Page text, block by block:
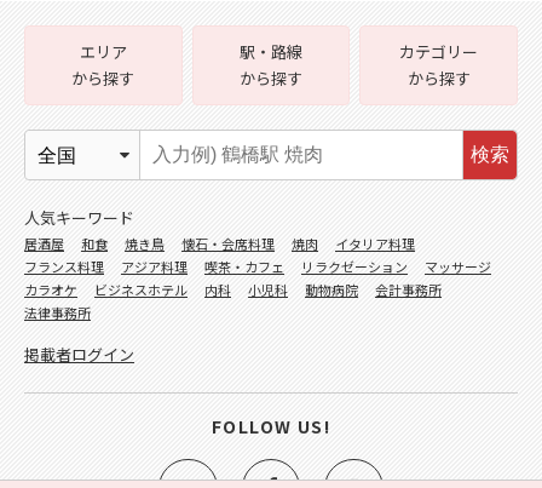
エリア
から探す
駅・路線
から探す
カテゴリー
から探す
検索
人気キーワード
居酒屋 和食 焼き鳥 懐石・会席料理 焼肉
イタリア料理
フランス料理
アジア料理 喫茶・カフェ リラクゼーション
マッサージ
カラオケ
ビジネスホテル 内科 小児科 動物病院
会計事務所
法律事務所
掲載者ログイン
FOLLOW US!